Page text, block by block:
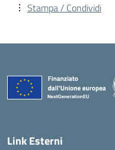
Stampa / Condividi
Link Esterni